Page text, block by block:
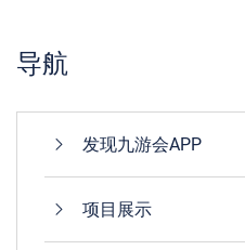
导航
发现九游会APP
项目展示